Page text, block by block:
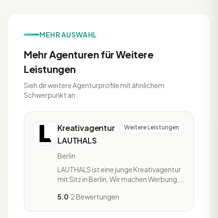
MEHR AUSWAHL
Mehr Agenturen für Weitere
Leistungen
Sieh dir weitere Agenturprofile mit ähnlichem
Schwerpunkt an.
Kreativagentur
LAUTHALS
Weitere Leistungen
Berlin
LAUTHALS ist eine junge Kreativagentur
mit Sitz in Berlin. Wir machen Werbung,
aber nie so laut, dass es nervt.
5.0·2 Bewertungen